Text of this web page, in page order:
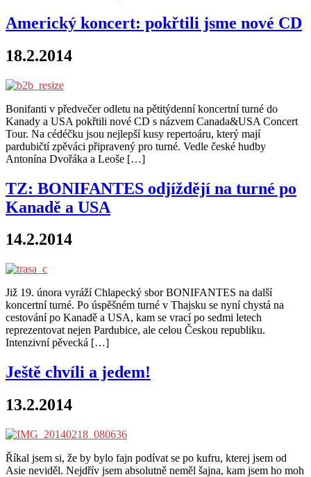
Americký koncert: pokřtili jsme nové CD
18.2.2014
Bonifanti v předvečer odletu na pětitýdenní koncertní turné do
Kanady a USA pokřtili nové CD s názvem Canada&USA Concert
Tour. Na cédéčku jsou nejlepší kusy repertoáru, který mají
pardubičtí zpěváci připravený pro turné. Vedle české hudby
Antonína Dvořáka a Leoše […]
TZ: BONIFANTES odjíždějí na turné po
Kanadě a USA
14.2.2014
Již 19. února vyráží Chlapecký sbor BONIFANTES na další
koncertní turné. Po úspěšném turné v Thajsku se nyní chystá na
cestování po Kanadě a USA, kam se vrací po sedmi letech
reprezentovat nejen Pardubice, ale celou Českou republiku.
Intenzivní pěvecká […]
Ještě chvíli a jedem!
13.2.2014
Říkal jsem si, že by bylo fajn podívat se po kufru, kterej jsem od
Asie neviděl. Nejdřív jsem absolutně neměl šajna, kam jsem ho moh